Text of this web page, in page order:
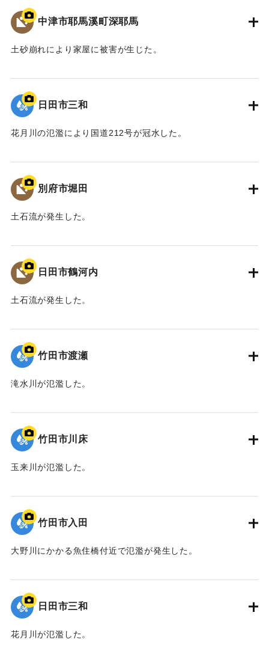
馬3橋」として全国的にも文化財的価値の高い構造物であるこ
とから、馬溪橋の架替については、文化庁の文化審議会、中
存置した治水対策をお願いしたい」との方針を国土交通省へ
水対策については地域合意が前提」として、治水や文化財等
の学識者を交えた「山国川治水対策検討委員会」を設置し、
平成27年1月から平成28年3月にわたり、架替を含む複数の治
最終的に、「馬溪橋を存置して、河道掘削と川幅拡幅、堤
防整備を行う」治水対策案を、模型実験により地元住民と確
認し合意を経て、整備方針として決定した。
景観保全など多分野にわたる検討を、国土交通省、中津市な
平成30年11月 国土交通省山国川河川事務所
中津市
【出典：碑文】
｜固有コード:09922073
｜固有コード: 09922065
中津市耶馬溪町深耶馬
土砂崩れにより家屋に被害が生じた。
｜固有コード:09922064
日田市三和
花月川の氾濫により国道212号が冠水した。
｜固有コード:09922063
別府市堀田
土石流が発生した。
｜固有コード:09922062
日田市鶴河内
土石流が発生した。
｜固有コード:09922061
竹田市渡瀬
滝水川が氾濫した。
｜固有コード:09922060
竹田市川床
玉来川が氾濫した。
｜固有コード:09922059
竹田市入田
大野川にかかる魚住橋付近で氾濫が発生した。
｜固有コード:09922058
日田市三和
花月川が氾濫した。